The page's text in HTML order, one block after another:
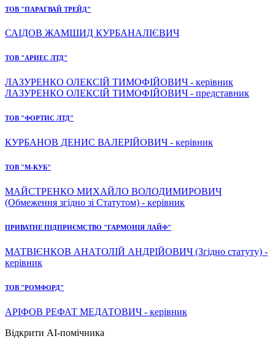
ТОВ "ПАРАГВАЙ ТРЕЙД"
САІДОВ ЖАМШИД КУРБАНАЛІЄВИЧ
ТОВ "АРИЕС ЛТД"
ЛАЗУРЕНКО ОЛЕКСІЙ ТИМОФІЙОВИЧ - керівник
ЛАЗУРЕНКО ОЛЕКСІЙ ТИМОФІЙОВИЧ - представник
ТОВ "ФОРТИС ЛТД"
КУРБАНОВ ДЕНИС ВАЛЕРІЙОВИЧ - керівник
ТОВ "М-КУБ"
МАЙСТРЕНКО МИХАЙЛО ВОЛОДИМИРОВИЧ
(Обмеження згідно зі Статутом) - керівник
ПРИВАТНЕ ПІДПРИЄМСТВО "ГАРМОНІЯ ЛАЙФ"
МАТВІЄНКОВ АНАТОЛІЙ АНДРІЙОВИЧ (Згідно статуту) -
керівник
ТОВ "РОМФОРД"
АРІФОВ РЕФАТ МЕДАТОВИЧ - керівник
Відкрити AI-помічника